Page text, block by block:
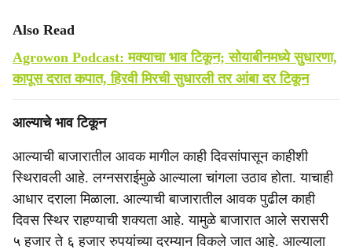
Also Read
Agrowon Podcast: मक्याचा भाव टिकून; सोयाबीनमध्ये सुधारणा,
कापूस दरात कपात, हिरवी मिरची सुधारली तर आंबा दर टिकून
आल्याचे भाव टिकून
आल्याची बाजारातील आवक मागील काही दिवसांपासून काहीशी
स्थिरावली आहे. लग्नसराईमुळे आल्याला चांगला उठाव होता. याचाही
आधार दराला मिळाला. आल्याची बाजारातील आवक पुढील काही
दिवस स्थिर राहण्याची शक्यता आहे. यामुळे बाजारात आले सरासरी
५ हजार ते ६ हजार रुपयांच्या दरम्यान विकले जात आहे. आल्याला